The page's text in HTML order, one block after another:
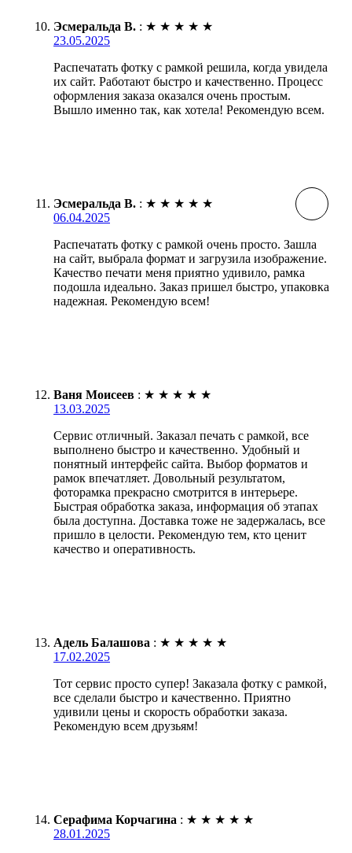
Эсмеральда В. : ★ ★ ★ ★ ★
23.05.2025
Распечатать фотку с рамкой решила, когда увидела
их сайт. Работают быстро и качественно. Процесс
оформления заказа оказался очень простым.
Вышло именно так, как хотела! Рекомендую всем.
Эсмеральда В. : ★ ★ ★ ★ ★
06.04.2025
Распечатать фотку с рамкой очень просто. Зашла
на сайт, выбрала формат и загрузила изображение.
Качество печати меня приятно удивило, рамка
подошла идеально. Заказ пришел быстро, упаковка
надежная. Рекомендую всем!
Ваня Моисеев : ★ ★ ★ ★ ★
13.03.2025
Сервис отличный. Заказал печать с рамкой, все
выполнено быстро и качественно. Удобный и
понятный интерфейс сайта. Выбор форматов и
рамок впечатляет. Довольный результатом,
фоторамка прекрасно смотрится в интерьере.
Быстрая обработка заказа, информация об этапах
была доступна. Доставка тоже не задержалась, все
пришло в целости. Рекомендую тем, кто ценит
качество и оперативность.
Адель Балашова : ★ ★ ★ ★ ★
17.02.2025
Тот сервис просто супер! Заказала фотку с рамкой,
все сделали быстро и качественно. Приятно
удивили цены и скорость обработки заказа.
Рекомендую всем друзьям!
Серафима Корчагина : ★ ★ ★ ★ ★
28.01.2025